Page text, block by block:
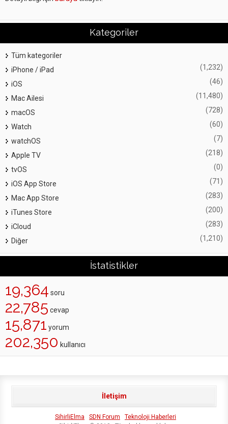
Kategoriler
Tüm kategoriler
iPhone / iPad
(1,232)
iOS (46)
Mac Ailesi (11,480)
macOS (728)
Watch (60)
watchOS (7)
Apple TV (218)
tvOS (0)
iOS App Store (71)
Mac App Store (283)
iTunes Store (200)
iCloud (283)
Diğer (1,210)
İstatistikler
19,364 soru
22,785 cevap
15,871 yorum
202,350 kullanıcı
İletişim
SihirliElma SDN Forum
Teknoloji Haberleri